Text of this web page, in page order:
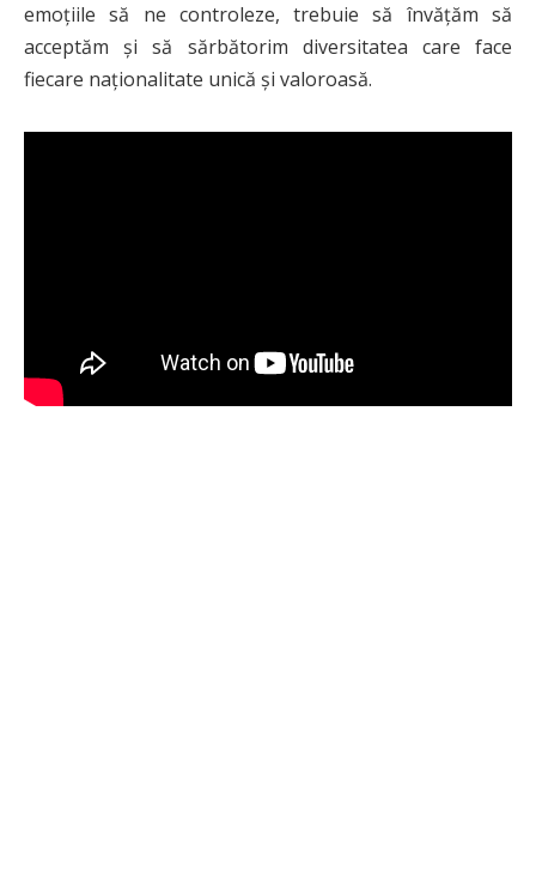
emoțiile să ne controleze, trebuie să învățăm să
acceptăm și să sărbătorim diversitatea care face
fiecare naționalitate unică și valoroasă.